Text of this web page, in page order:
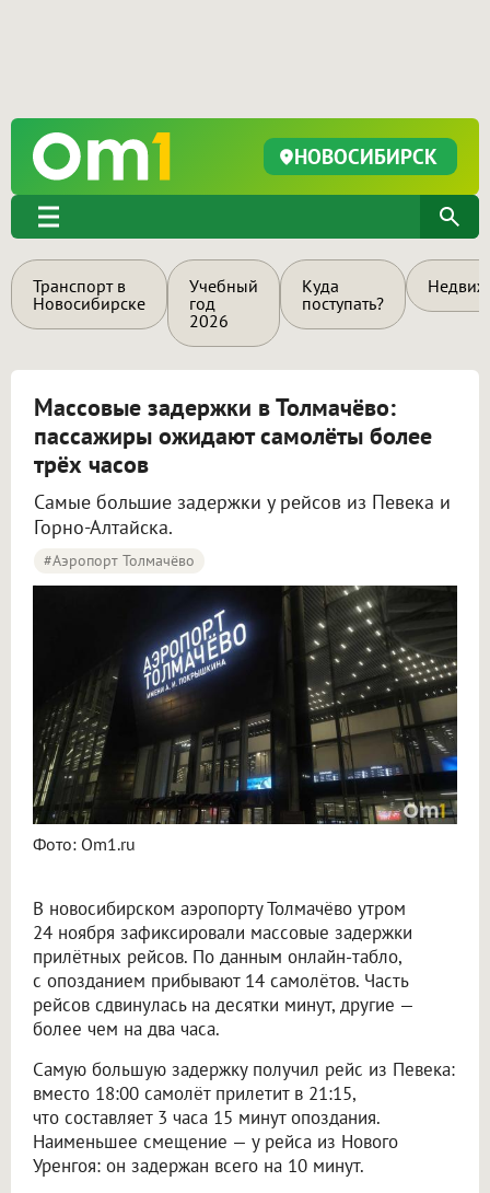
НОВОСИБИРСК
Транспорт в
Новосибирске
Учебный
год
2026
Куда
поступать?
Массовые задержки в Толмачёво:
пассажиры ожидают самолёты более
трёх часов
Самые большие задержки у рейсов из Певека и
Горно-Алтайска.
#Аэропорт Толмачёво
Фото: Om1.ru
В новосибирском аэропорту Толмачёво утром
24 ноября зафиксировали массовые задержки
прилётных рейсов. По данным онлайн-табло,
с опозданием прибывают 14 самолётов. Часть
рейсов сдвинулась на десятки минут, другие —
более чем на два часа.
Самую большую задержку получил рейс из Певека:
вместо 18:00 самолёт прилетит в 21:15,
что составляет 3 часа 15 минут опоздания.
Наименьшее смещение — у рейса из Нового
Уренгоя: он задержан всего на 10 минут.